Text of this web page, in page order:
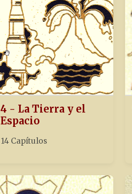
4 - La Tierra y el
Espacio
14 Capítulos